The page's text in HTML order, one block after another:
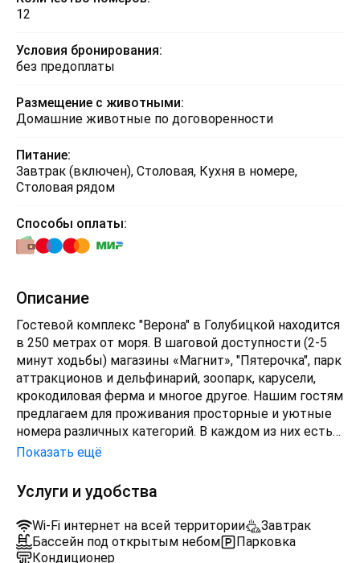
12
Условия бронирования:
без предоплаты
Размещение с животными:
Домашние животные по договоренности
Питание:
Завтрак (включен), Столовая, Кухня в номере,
Столовая рядом
Способы оплаты:
Описание
Гостевой комплекс "Верона" в Голубицкой находится
в 250 метрах от моря. В шаговой доступности (2-5
минут ходьбы) магазины «Магнит», "Пятерочка", парк
аттракционов и дельфинарий, зоопарк, карусели,
крокодиловая ферма и многое другое. Нашим гостям
предлагаем для проживания просторные и уютные
номера различных категорий. В каждом из них есть
все необходимое для комфортного отдыха.
4х, 5 и 6 местные двухкомнатные. Все номера
оборудованы: Кроватями ( двуспальные и
односпальные), сан. узлом, жк телевизором, сплит -
системой, шкафом и прикроватными тумбами,
столом, холодильником, чайником, балконом,
Показать ещё
Услуги и удобства
Wi-Fi интернет на всей территории
Завтрак
Бассейн под открытым небом
Парковка
Кондиционер